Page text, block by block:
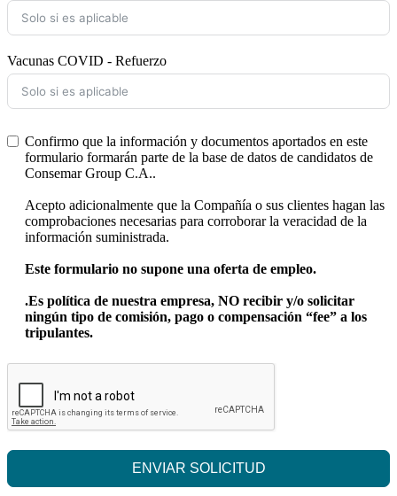
Vacunas COVID - Refuerzo
Confirmo que la información y documentos aportados en este
formulario formarán parte de la base de datos de candidatos de
Consemar Group C.A..
Acepto adicionalmente que la Compañía o sus clientes hagan las
comprobaciones necesarias para corroborar la veracidad de la
información suministrada.
Este formulario no supone una oferta de empleo.
.Es política de nuestra empresa, NO recibir y/o solicitar
ningún tipo de comisión, pago o compensación “fee” a los
tripulantes.
ENVIAR SOLICITUD